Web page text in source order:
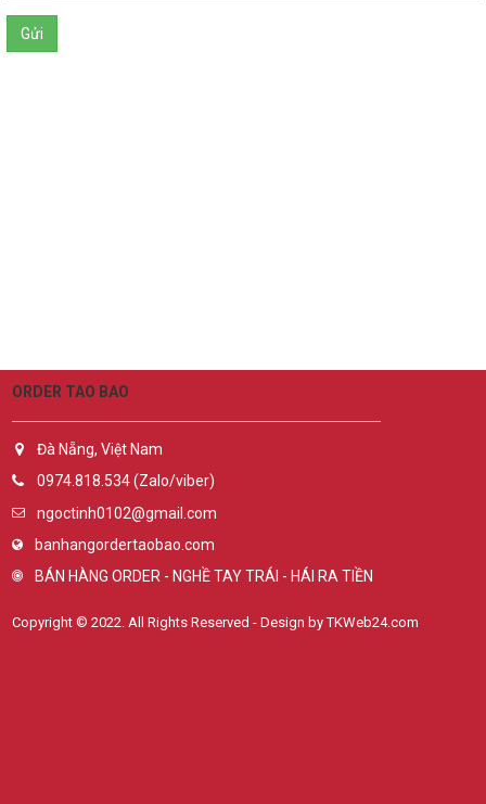
ORDER TAO BAO
Đà Nẵng, Việt Nam
0974.818.534 (Zalo/viber)
ngoctinh0102@gmail.com
banhangordertaobao.com
BÁN HÀNG ORDER - NGHỀ TAY TRÁI - HÁI RA TIỀN
Copyright © 2022. All Rights Reserved - Design by TKWeb24.com